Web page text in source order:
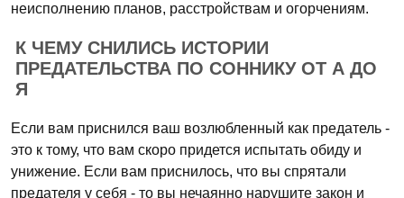
неисполнению планов, расстройствам и огорчениям.
К ЧЕМУ СНИЛИСЬ ИСТОРИИ
ПРЕДАТЕЛЬСТВА ПО СОННИКУ ОТ А ДО
Я
Если вам приснился ваш возлюбленный как предатель -
это к тому, что вам скоро придется испытать обиду и
унижение. Если вам приснилось, что вы спрятали
предателя у себя - то вы нечаянно нарушите закон и